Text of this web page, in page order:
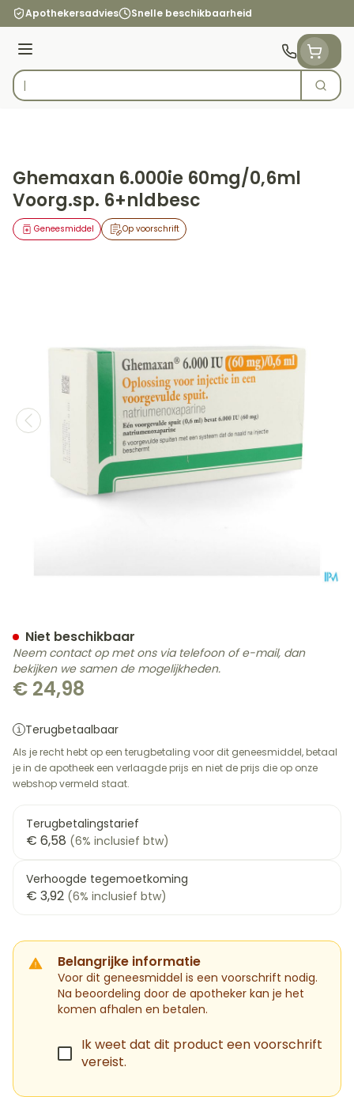
Ga naar de inhoud
Apothekersadvies Snelle beschikbaarheid
Menu
Product, merk, categorie...
Zoek
Ghemaxan 6.000ie 60mg/0,6ml
Voorg.sp. 6+nldbesc
Op voorschrift
Geneesmiddel
€ 24,98
Terugbetaalbaar
Als je recht hebt op een terugbetaling voor dit geneesmiddel, betaal
je in de apotheek een verlaagde prijs en niet de prijs die op onze
webshop vermeld staat.
Terugbetalingstarief
€ 6,58 (6% inclusief btw)
Verhoogde tegemoetkoming
€ 3,92 (6% inclusief btw)
Belangrijke informatie
Voor dit geneesmiddel is een voorschrift nodig.
Na beoordeling door de apotheker kan je het
komen afhalen en betalen.
Ik weet dat dit product een voorschrift
vereist.
Niet beschikbaar
Neem contact op met ons via telefoon of e-mail, dan
bekijken we samen de mogelijkheden.